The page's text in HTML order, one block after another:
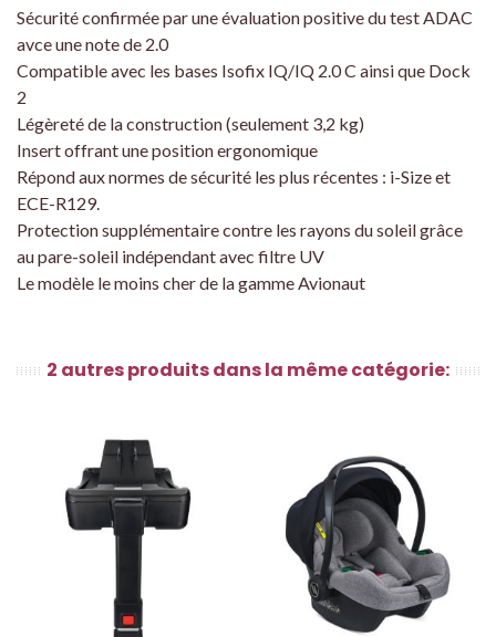
Sécurité confirmée par une évaluation positive du test ADAC
avce une note de 2.0
Compatible avec les bases Isofix IQ/IQ 2.0 C ainsi que Dock
2
Légèreté de la construction (seulement 3,2 kg)
Insert offrant une position ergonomique
Répond aux normes de sécurité les plus récentes : i-Size et
ECE-R129.
Protection supplémentaire contre les rayons du soleil grâce
au pare-soleil indépendant avec filtre UV
Le modèle le moins cher de la gamme Avionaut
2 autres produits dans la même catégorie: